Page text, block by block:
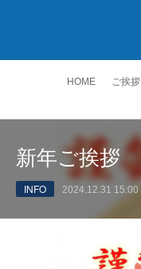
HOME ご挨拶
新年ご挨拶
INFO 2024.12.31 15:00